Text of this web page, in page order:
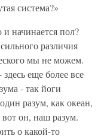
система?»
и начинается пол?
различия
мы не можем.
еще более все
- так йоги
разум, как океан,
он, наш разум.
о какой-то